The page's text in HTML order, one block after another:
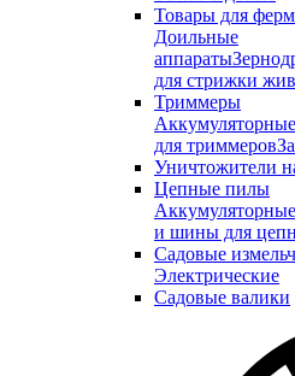
Товары для
Доильные
аппараты
для стрижки
Триммеры
Аккумуляторные
для триммеров
Уничтожители
Цепные пилы
Аккумуляторные
и шины для
Садовые
Электрические
Садовые валики